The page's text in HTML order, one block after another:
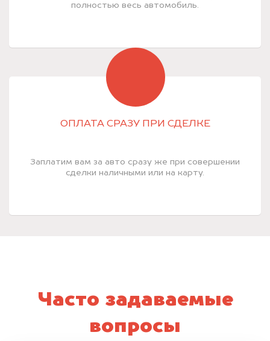
полностью весь автомобиль.
ОПЛАТА СРАЗУ ПРИ СДЕЛКЕ
Заплатим вам за авто сразу же при совершении
сделки наличными или на карту.
Часто задаваемые
вопросы